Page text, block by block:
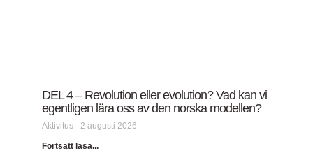
DEL 4 – Revolution eller evolution? Vad kan vi
egentligen lära oss av den norska modellen?
Aktivitus 2 augusti 2026
Fortsätt läsa...